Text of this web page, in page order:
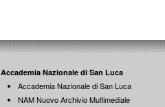
Accademia Nazionale di San Luca
Accademia Nazionale di San Luca
NAM Nuovo Archivio Multimediale